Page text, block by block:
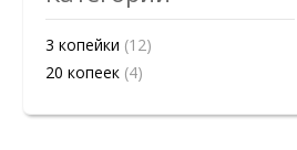
3 копейки (12)
20 копеек (4)